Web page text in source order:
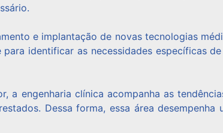
e implantação de novas tecnologias
identificar as necessidades específicas
a engenharia clínica acompanha as
Dessa forma, essa área